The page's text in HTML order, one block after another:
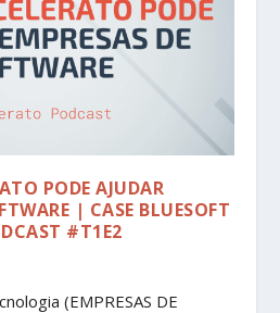
PODE AJUDAR
| CASE BLUESOFT
#T1E2
(EMPRESAS DE